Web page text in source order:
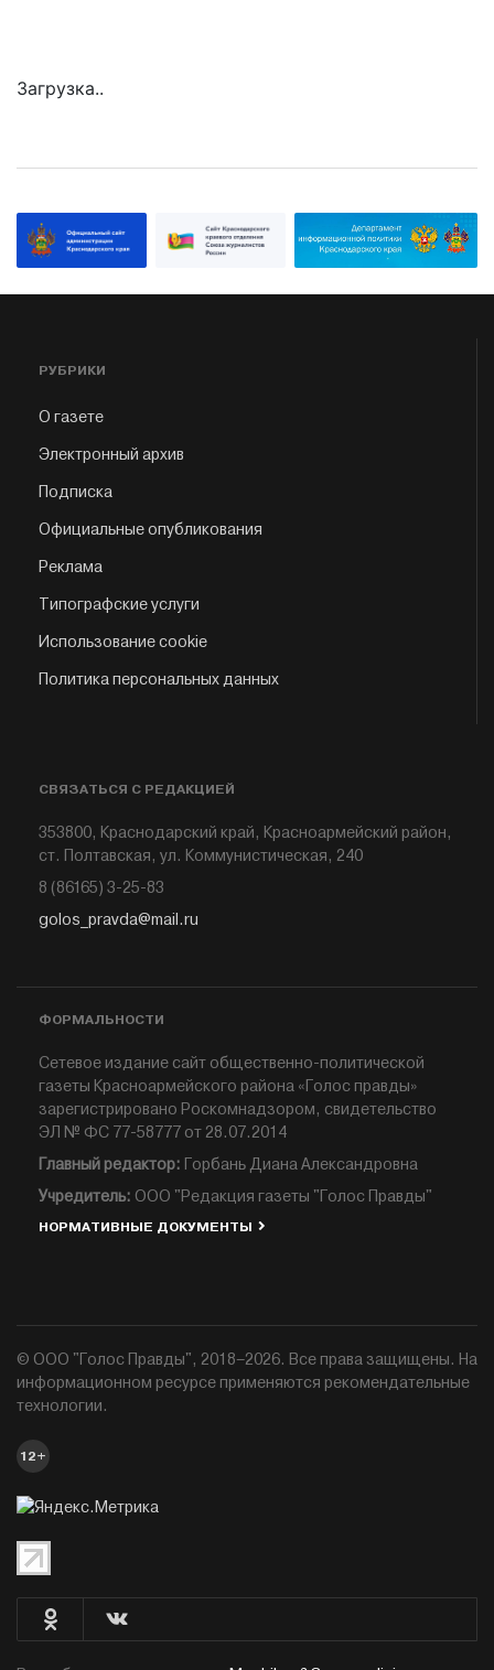
Загрузка..
РУБРИКИ
О газете
Электронный архив
Подписка
Официальные опубликования
Реклама
Типографские услуги
Использование cookie
Политика персональных данных
СВЯЗАТЬСЯ С РЕДАКЦИЕЙ
353800, Краснодарский край, Красноармейский район,
ст. Полтавская, ул. Коммунистическая, 240
8 (86165) 3-25-83
golos_pravda@mail.ru
ФОРМАЛЬНОСТИ
Сетевое издание сайт общественно-политической
газеты Красноармейского района «Голос правды»
зарегистрировано Роскомнадзором, свидетельство
ЭЛ № ФС 77-58777 от 28.07.2014
Главный редактор: Горбань Диана Александровна
Учредитель: ООО "Редакция газеты "Голос Правды"
НОРМАТИВНЫЕ ДОКУМЕНТЫ
© ООО "Голос Правды", 2018–2026. Все права защищены. На
информационном ресурсе применяются рекомендательные
технологии.
12+